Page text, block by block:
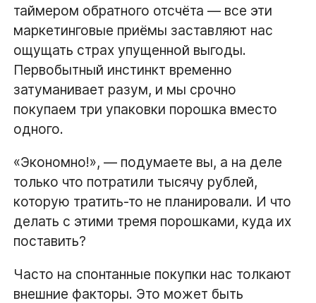
таймером обратного отсчёта — все эти
маркетинговые приёмы заставляют нас
ощущать страх упущенной выгоды.
Первобытный инстинкт временно
затуманивает разум, и мы срочно
покупаем три упаковки порошка вместо
одного.
«Экономно!», — подумаете вы, а на деле
только что потратили тысячу рублей,
которую тратить-то не планировали. И что
делать с этими тремя порошками, куда их
поставить?
Часто на спонтанные покупки нас толкают
внешние факторы. Это может быть